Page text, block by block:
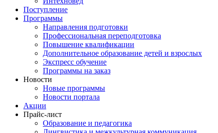
Поступление
Программы
Направления подготовки
Профессиональная переподготовка
Повышение квалификации
Дополнительное образование детей и взрослых
Экспресс обучение
Программы на заказ
Новости
Новые программы
Новости портала
Акции
Прайс-лист
Образование и педагогика